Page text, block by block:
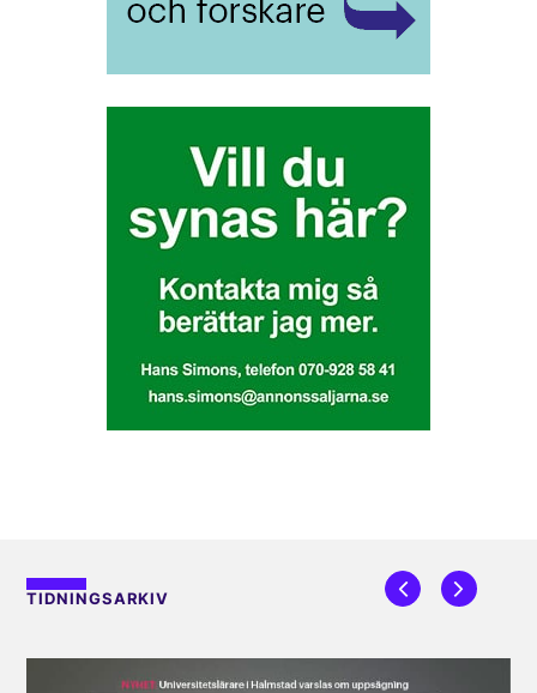
TIDNINGSARKIV